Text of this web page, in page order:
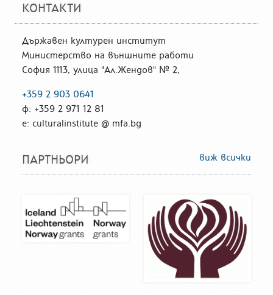
КОНТАКТИ
Държавен културен институт
Министерство на външните работи
София 1113, улица "Ал.Жендов" № 2,
+359 2 903 0641
ф: +359 2 971 12 81
е: culturalinstitute @ mfa.bg
ПАРТНЬОРИ виж всички